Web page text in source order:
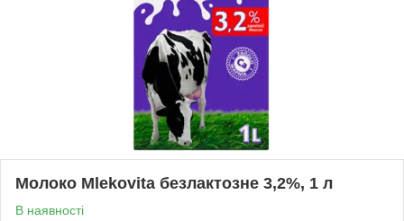
Молоко Mlekovita безлактозне 3,2%, 1 л
В наявності